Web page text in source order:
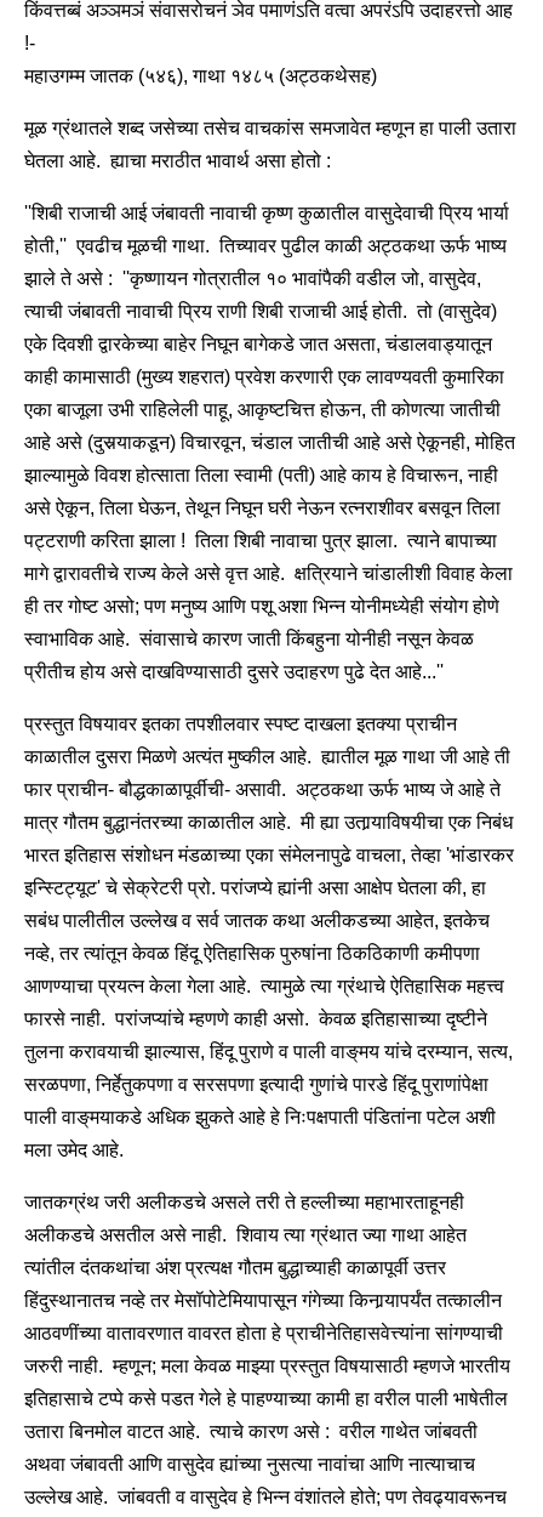
किंवत्तब्बं अञ्ञमञं संवासरोचनं ञेव पमाणंऽति वत्वा अपरंऽपि उदाहरत्तो आह
!-
महाउगम्म जातक (५४६), गाथा १४८५ (अट्ठकथेसह)
मूळ ग्रंथातले शब्द जसेच्या तसेच वाचकांस समजावेत म्हणून हा पाली उतारा
घेतला आहे. ह्याचा मराठीत भावार्थ असा होतो :
''शिबी राजाची आई जंबावती नावाची कृष्ण कुळातील वासुदेवाची प्रिय भार्या
होती,'' एवढीच मूळची गाथा. तिच्यावर पुढील काळी अट्ठकथा ऊर्फ भाष्य
झाले ते असे : ''कृष्णायन गोत्रातील १० भावांपैकी वडील जो, वासुदेव,
त्याची जंबावती नावाची प्रिय राणी शिबी राजाची आई होती. तो (वासुदेव)
एके दिवशी द्वारकेच्या बाहेर निघून बागेकडे जात असता, चंडालवाड्यातून
काही कामासाठी (मुख्य शहरात) प्रवेश करणारी एक लावण्यवती कुमारिका
एका बाजूला उभी राहिलेली पाहू, आकृष्टचित्त होऊन, ती कोणत्या जातीची
आहे असे (दुसर्‍याकडून) विचारवून, चंडाल जातीची आहे असे ऐकूनही, मोहित
झाल्यामुळे विवश होत्साता तिला स्वामी (पती) आहे काय हे विचारून, नाही
असे ऐकून, तिला घेऊन, तेथून निघून घरी नेऊन रत्‍नराशीवर बसवून तिला
पट्टराणी करिता झाला ! तिला शिबी नावाचा पुत्र झाला. त्याने बापाच्या
मागे द्वारावतीचे राज्य केले असे वृत्त आहे. क्षत्रियाने चांडालीशी विवाह केला
ही तर गोष्ट असो; पण मनुष्य आणि पशू अशा भिन्न योनीमध्येही संयोग होणे
स्वाभाविक आहे. संवासाचे कारण जाती किंबहुना योनीही नसून केवळ
प्रीतीच होय असे दाखविण्यासाठी दुसरे उदाहरण पुढे देत आहे...''
प्रस्तुत विषयावर इतका तपशीलवार स्पष्ट दाखला इतक्या प्राचीन
काळातील दुसरा मिळणे अत्यंत मुष्कील आहे. ह्यातील मूळ गाथा जी आहे ती
फार प्राचीन- बौद्धकाळापूर्वीची- असावी. अट्ठकथा ऊर्फ भाष्य जे आहे ते
मात्र गौतम बुद्धानंतरच्या काळातील आहे. मी ह्या उतार्‍याविषयीचा एक निबंध
भारत इतिहास संशोधन मंडळाच्या एका संमेलनापुढे वाचला, तेव्हा 'भांडारकर
इन्स्टिट्यूट' चे सेक्रेटरी प्रो. परांजप्ये ह्यांनी असा आक्षेप घेतला की, हा
सबंध पालीतील उल्लेख व सर्व जातक कथा अलीकडच्या आहेत, इतकेच
नव्हे, तर त्यांतून केवळ हिंदू ऐतिहासिक पुरुषांना ठिकठिकाणी कमीपणा
आणण्याचा प्रयत्‍न केला गेला आहे. त्यामुळे त्या ग्रंथाचे ऐतिहासिक महत्त्व
फारसे नाही. परांजप्यांचे म्हणणे काही असो. केवळ इतिहासाच्या दृष्टीने
तुलना करावयाची झाल्यास, हिंदू पुराणे व पाली वाङ्‌मय यांचे दरम्यान, सत्य,
सरळपणा, निर्हेतुकपणा व सरसपणा इत्यादी गुणांचे पारडे हिंदू पुराणांपेक्षा
पाली वाङ्‌मयाकडे अधिक झुकते आहे हे निःपक्षपाती पंडितांना पटेल अशी
मला उमेद आहे.
जातकग्रंथ जरी अलीकडचे असले तरी ते हल्लीच्या महाभारताहूनही
अलीकडचे असतील असे नाही. शिवाय त्या ग्रंथात ज्या गाथा आहेत
त्यांतील दंतकथांचा अंश प्रत्यक्ष गौतम बुद्धाच्याही काळापूर्वी उत्तर
हिंदुस्थानातच नव्हे तर मेसॉपोटेमियापासून गंगेच्या किनार्‍यापर्यंत तत्कालीन
आठवणींच्या वातावरणात वावरत होता हे प्राचीनेतिहासवेत्त्यांना सांगण्याची
जरुरी नाही. म्हणून; मला केवळ माझ्या प्रस्तुत विषयासाठी म्हणजे भारतीय
इतिहासाचे टप्पे कसे पडत गेले हे पाहण्याच्या कामी हा वरील पाली भाषेतील
उतारा बिनमोल वाटत आहे. त्याचे कारण असे : वरील गाथेत जांबवती
अथवा जंबावती आणि वासुदेव ह्यांच्या नुसत्या नावांचा आणि नात्याचाच
उल्लेख आहे. जांबवती व वासुदेव हे भिन्न वंशांतले होते; पण तेवढ्यावरूनच